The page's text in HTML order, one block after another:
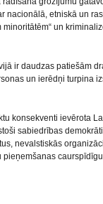
nacionālā, etniskā un
un
ir daudzas patiešām
un ierēdņi turpina
konsekventi ievērota
sabiedrības
nevalstiskās